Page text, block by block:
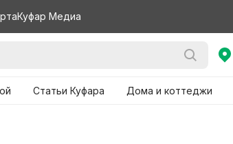
Куфар Медиа
Статьи Куфара Дома и коттеджи